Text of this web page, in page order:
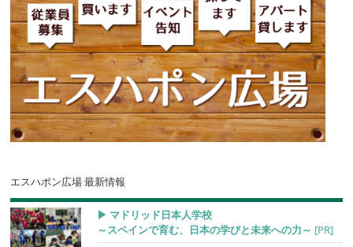
エスハポン広場 最新情報
▶︎ マドリッド日本人学校
～スペインで育む、日本の学びと未来への力～ [PR]